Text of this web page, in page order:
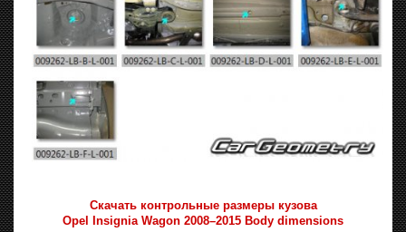
Скачать контрольные размеры кузова
Opel Insignia Wagon 2008–2015 Body dimensions